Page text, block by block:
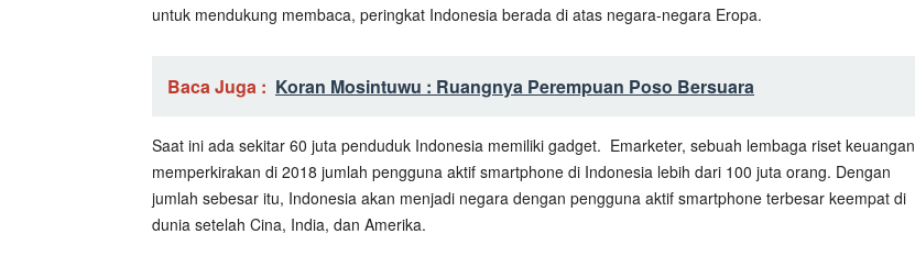
untuk mendukung membaca, peringkat Indonesia berada di atas negara-negara Eropa.
Baca Juga : Koran Mosintuwu : Ruangnya Perempuan Poso Bersuara
Saat ini ada sekitar 60 juta penduduk Indonesia memiliki gadget. Emarketer, sebuah lembaga riset keuangan
memperkirakan di 2018 jumlah pengguna aktif smartphone di Indonesia lebih dari 100 juta orang. Dengan
jumlah sebesar itu, Indonesia akan menjadi negara dengan pengguna aktif smartphone terbesar keempat di
dunia setelah Cina, India, dan Amerika.